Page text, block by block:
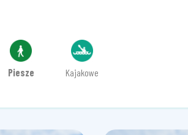
Piesze Kajakowe